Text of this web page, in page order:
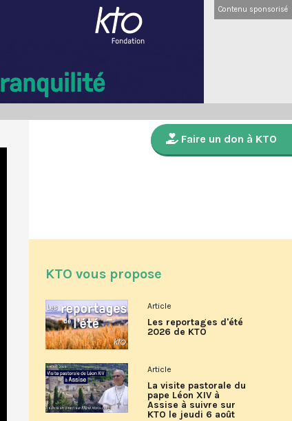
Contenu sponsorisé
Faire un don à KTO
KTO vous propose
Article
Les reportages d'été
2026 de KTO
Article
La visite pastorale du
pape Léon XIV à
Assise à suivre sur
KTO le jeudi 6 août